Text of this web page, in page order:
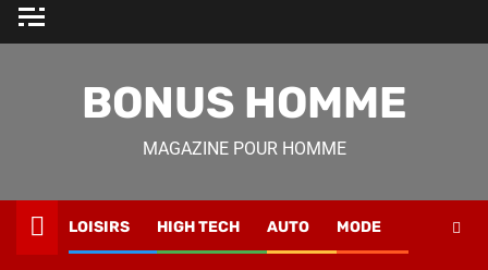
Skip
BONUS HOMME
MAGAZINE POUR HOMME
LOISIRS HIGH TECH AUTO MODE